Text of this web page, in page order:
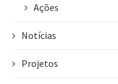
Ações
Notícias
Projetos